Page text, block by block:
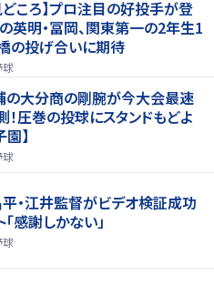
ころ】プロ注目の好投手が登
英明・冨岡、関東第一の2年生1
の投げ合いに期待
球
の大分商の剛腕が今大会最速
圧巻の投球にスタンドもどよ
】
球
・江井監督がビデオ検証成功
感謝しかない」
球